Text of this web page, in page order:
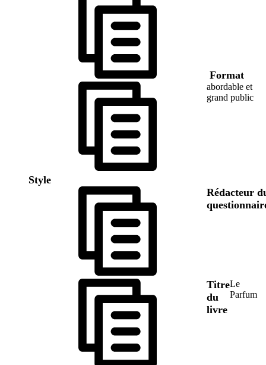
Format
Style
abordable et
grand public
Rédacteur
Titre
du
livre
Le
Parfum